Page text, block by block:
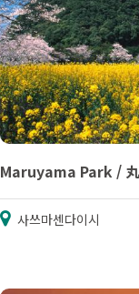
Maruyama Park /
사쓰마센다이시